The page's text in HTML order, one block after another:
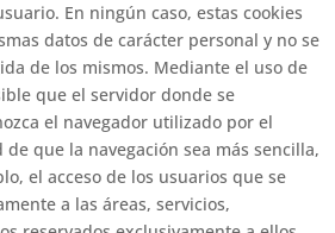
En ningún caso, estas cookies
datos de carácter personal y no se
de los mismos. Mediante el uso de
que el servidor donde se
el navegador utilizado por el
que la navegación sea más sencilla,
el acceso de los usuarios que se
a las áreas, servicios,